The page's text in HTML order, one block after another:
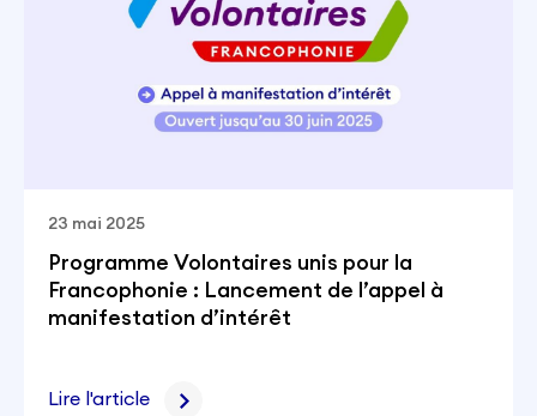
23 mai 2025
Programme Volontaires unis pour la
Francophonie : Lancement de l’appel à
manifestation d’intérêt
Lire l'article